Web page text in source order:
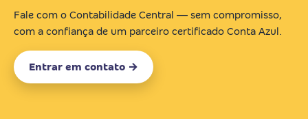
Fale com o Contabilidade Central — sem compromisso,
com a confiança de um parceiro certificado Conta Azul.
Entrar em contato →